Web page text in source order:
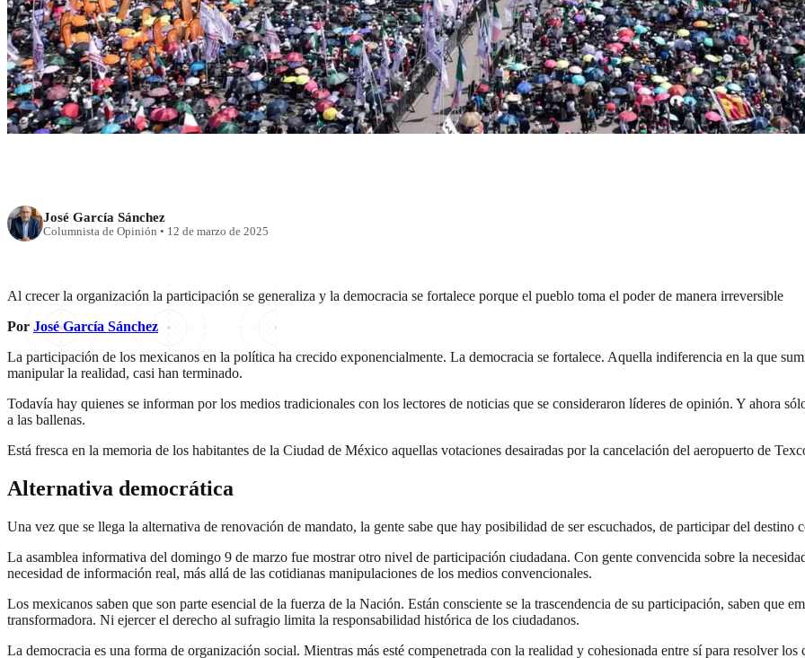
Democracia fuerte con participación
social
José García Sánchez
Columnista de Opinión • 12 de marzo de 2025
Al crecer la organización la participación se generaliza y la democracia se fortalece porque el pueblo toma el poder de manera irreversible
Por José García Sánchez
La participación de los mexicanos en la política ha crecido exponencialmente. La democracia se fortalece. Aquella indiferencia en la que
manipular la realidad, casi han terminado.
Todavía hay quienes se informan por los medios tradicionales con los lectores de noticias que se consideraron líderes de opinión. Y ahora
a las ballenas.
Está fresca en la memoria de los habitantes de la Ciudad de México aquellas votaciones desairadas por la cancelación del aeropuerto de
Alternativa democrática
Una vez que se llega la alternativa de renovación de mandato, la gente sabe que hay posibilidad de ser escuchados, de participar del destino
La asamblea informativa del domingo 9 de marzo fue mostrar otro nivel de participación ciudadana. Con gente convencida sobre la
necesidad de información real, más allá de las cotidianas manipulaciones de los medios convencionales.
Los mexicanos saben que son parte esencial de la fuerza de la Nación. Están consciente se la trascendencia de su participación, saben que
transformadora. Ni ejercer el derecho al sufragio limita la responsabilidad histórica de los ciudadanos.
La democracia es una forma de organización social. Mientras más esté compenetrada con la realidad y cohesionada entre sí para resolver